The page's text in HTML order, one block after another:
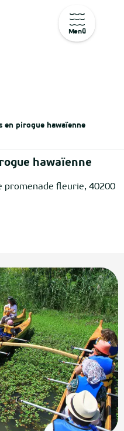
Menü
en pirogue hawaïenne
hawaïenne
promenade fleurie, 40200